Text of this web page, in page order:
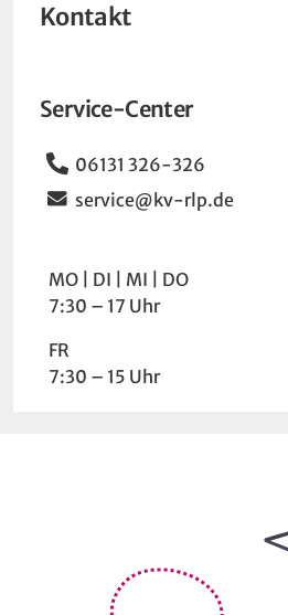
Kontakt
Service-Center
Telefon
06131 326-326
Email
service@kv-rlp.de
Wochentag Uhrzeit
MO DI MI
DO
7:30 – 17 Uhr
FR
7:30 – 15 Uhr